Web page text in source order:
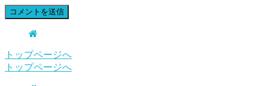
トップページへ
トップページへ